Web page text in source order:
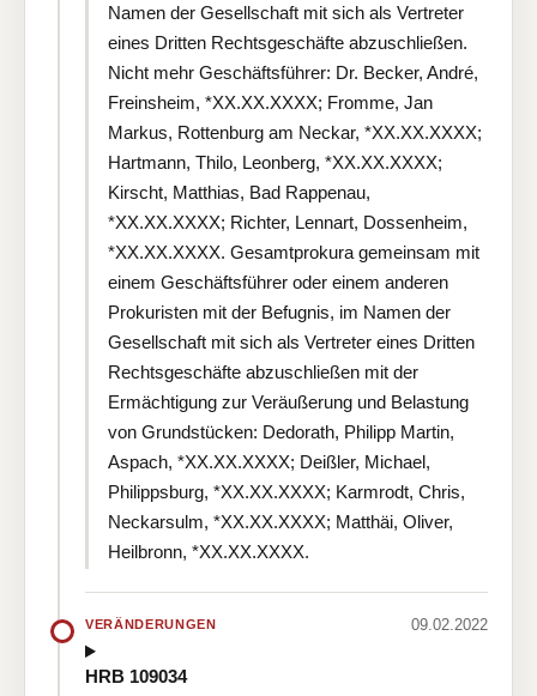
Namen der Gesellschaft mit sich als Vertreter
eines Dritten Rechtsgeschäfte abzuschließen.
Nicht mehr Geschäftsführer: Dr. Becker, André,
Freinsheim, *XX.XX.XXXX; Fromme, Jan
Markus, Rottenburg am Neckar, *XX.XX.XXXX;
Hartmann, Thilo, Leonberg, *XX.XX.XXXX;
Kirscht, Matthias, Bad Rappenau,
*XX.XX.XXXX; Richter, Lennart, Dossenheim,
*XX.XX.XXXX. Gesamtprokura gemeinsam mit
einem Geschäftsführer oder einem anderen
Prokuristen mit der Befugnis, im Namen der
Gesellschaft mit sich als Vertreter eines Dritten
Rechtsgeschäfte abzuschließen mit der
Ermächtigung zur Veräußerung und Belastung
von Grundstücken: Dedorath, Philipp Martin,
Aspach, *XX.XX.XXXX; Deißler, Michael,
Philippsburg, *XX.XX.XXXX; Karmrodt, Chris,
Neckarsulm, *XX.XX.XXXX; Matthäi, Oliver,
Heilbronn, *XX.XX.XXXX.
VERÄNDERUNGEN 09.02.2022
HRB 109034